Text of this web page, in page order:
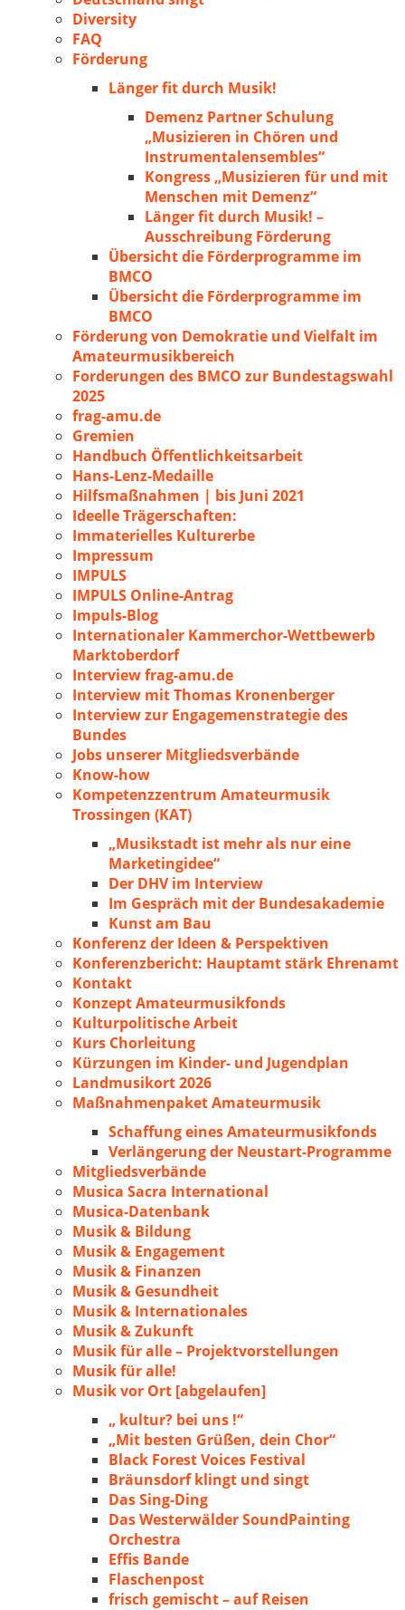
Diversity
FAQ
Förderung
Länger fit durch Musik!
Demenz Partner Schulung
„Musizieren in Chören und
Instrumentalensembles“
Kongress „Musizieren für und mit
Menschen mit Demenz“
Länger fit durch Musik! –
Ausschreibung Förderung
Übersicht die Förderprogramme im
BMCO
Übersicht die Förderprogramme im
BMCO
Förderung von Demokratie und Vielfalt im
Amateurmusikbereich
Forderungen des BMCO zur Bundestagswahl
2025
frag-amu.de
Gremien
Handbuch Öffentlichkeitsarbeit
Hans-Lenz-Medaille
Hilfsmaßnahmen | bis Juni 2021
Ideelle Trägerschaften:
Immaterielles Kulturerbe
Impressum
IMPULS
IMPULS Online-Antrag
Impuls-Blog
Internationaler Kammerchor-Wettbewerb
Marktoberdorf
Interview frag-amu.de
Interview mit Thomas Kronenberger
Interview zur Engagemenstrategie des
Bundes
Jobs unserer Mitgliedsverbände
Know-how
Kompetenzzentrum Amateurmusik
Trossingen (KAT)
„Musikstadt ist mehr als nur eine
Marketingidee“
Der DHV im Interview
Im Gespräch mit der Bundesakademie
Kunst am Bau
Konferenz der Ideen & Perspektiven
Konferenzbericht: Hauptamt stärk Ehrenamt
Kontakt
Konzept Amateurmusikfonds
Kulturpolitische Arbeit
Kurs Chorleitung
Kürzungen im Kinder- und Jugendplan
Landmusikort 2026
Maßnahmenpaket Amateurmusik
Schaffung eines Amateurmusikfonds
Verlängerung der Neustart-Programme
Mitgliedsverbände
Musica Sacra International
Musica-Datenbank
Musik & Bildung
Musik & Engagement
Musik & Finanzen
Musik & Gesundheit
Musik & Internationales
Musik & Zukunft
Musik für alle – Projektvorstellungen
Musik für alle!
Musik vor Ort [abgelaufen]
„ kultur? bei uns !“
„Mit besten Grüßen, dein Chor“
Black Forest Voices Festival
Bräunsdorf klingt und singt
Das Sing-Ding
Das Westerwälder SoundPainting
Orchestra
Effis Bande
Flaschenpost
frisch gemischt – auf Reisen